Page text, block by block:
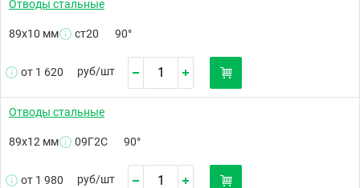
Отводы стальные
89х10 мм ст20 90°
от 1 620 руб/шт
Отводы стальные
89х12 мм 09Г2С 90°
от 1 980 руб/шт